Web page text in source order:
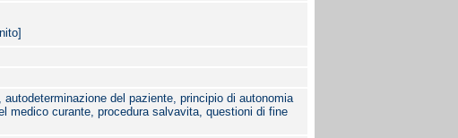
del paziente, principio di autonomia
medico curante, procedura salvavita, questioni di fine